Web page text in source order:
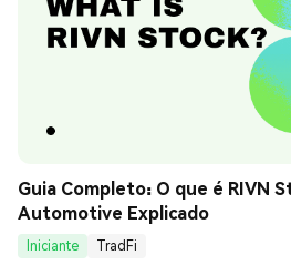
Guia Completo: O que é RIVN
Automotive Explicado
Iniciante
TradFi